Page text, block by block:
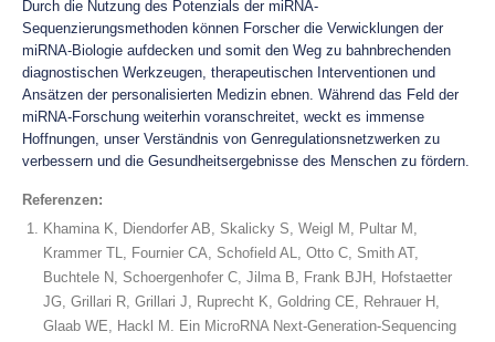
Durch die Nutzung des Potenzials der miRNA-
Sequenzierungsmethoden können Forscher die Verwicklungen der
miRNA-Biologie aufdecken und somit den Weg zu bahnbrechenden
diagnostischen Werkzeugen, therapeutischen Interventionen und
Ansätzen der personalisierten Medizin ebnen. Während das Feld der
miRNA-Forschung weiterhin voranschreitet, weckt es immense
Hoffnungen, unser Verständnis von Genregulationsnetzwerken zu
verbessern und die Gesundheitsergebnisse des Menschen zu fördern.
Referenzen:
Khamina K, Diendorfer AB, Skalicky S, Weigl M, Pultar M,
Krammer TL, Fournier CA, Schofield AL, Otto C, Smith AT,
Buchtele N, Schoergenhofer C, Jilma B, Frank BJH, Hofstaetter
JG, Grillari R, Grillari J, Ruprecht K, Goldring CE, Rehrauer H,
Glaab WE, Hackl M. Ein MicroRNA Next-Generation-Sequencing